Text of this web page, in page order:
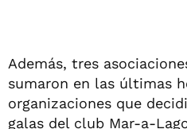
Además, tres
sumaron en las últimas
organizaciones que
galas del club Mar-a-